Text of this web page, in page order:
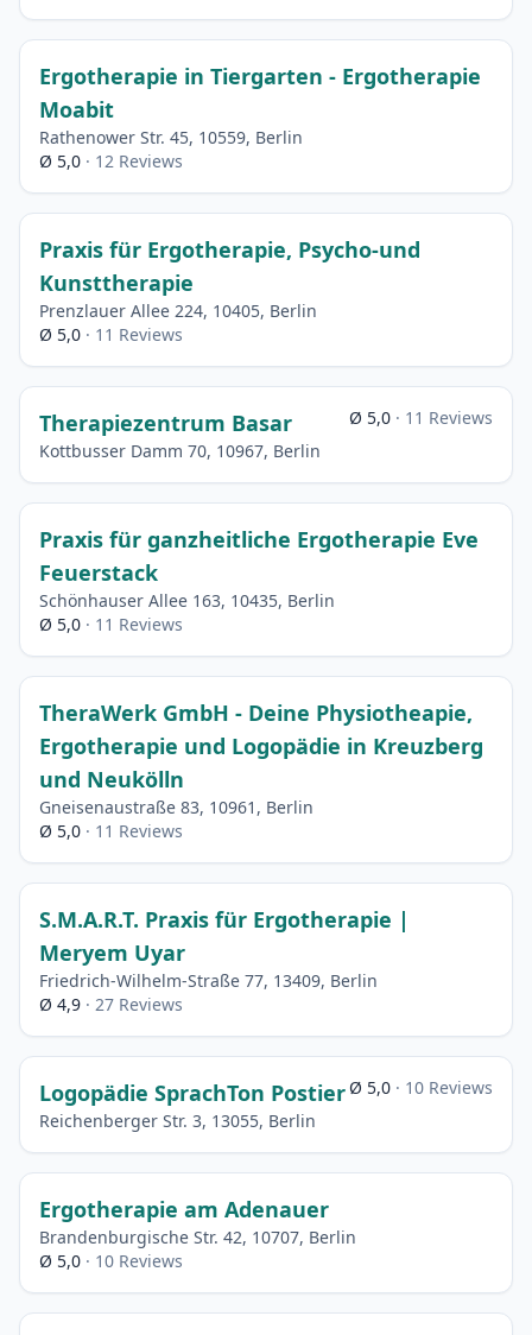
Ergotherapie in Tiergarten - Ergotherapie
Moabit
Rathenower Str. 45, 10559, Berlin
Ø 5,0 · 12 Reviews
Praxis für Ergotherapie, Psycho-und
Kunsttherapie
Prenzlauer Allee 224, 10405, Berlin
Ø 5,0 · 11 Reviews
Therapiezentrum Basar
Kottbusser Damm 70, 10967, Berlin
Ø 5,0 · 11 Reviews
Praxis für ganzheitliche Ergotherapie Eve
Feuerstack
Schönhauser Allee 163, 10435, Berlin
Ø 5,0 · 11 Reviews
TheraWerk GmbH - Deine Physiotheapie,
Ergotherapie und Logopädie in Kreuzberg
und Neukölln
Gneisenaustraße 83, 10961, Berlin
Ø 5,0 · 11 Reviews
S.M.A.R.T. Praxis für Ergotherapie |
Meryem Uyar
Friedrich-Wilhelm-Straße 77, 13409, Berlin
Ø 4,9 · 27 Reviews
Logopädie SprachTon Postier
Reichenberger Str. 3, 13055, Berlin
Ø 5,0 · 10 Reviews
Ergotherapie am Adenauer
Brandenburgische Str. 42, 10707, Berlin
Ø 5,0 · 10 Reviews